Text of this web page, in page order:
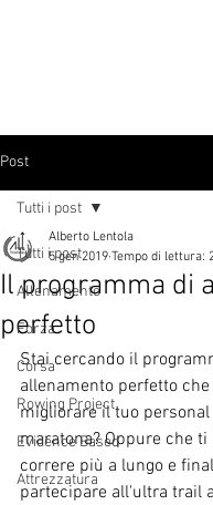
Post
Tutti i post
Allenamento
Forza
Corsa
Rowing Project
Evidence Based
Attrezzatura
Tutti i post
Il programma di
perfetto
Alberto Lentola
5 gen 2019 Tempo di lettura:
Stai cercando il
allenamento perfetto
migliorare il tuo
maratona? Oppure che
correre più a lungo e
partecipare all'ultra trail